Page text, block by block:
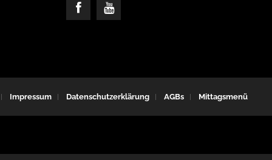
Impressum Datenschutzerklärung AGBs Mittagsmenü